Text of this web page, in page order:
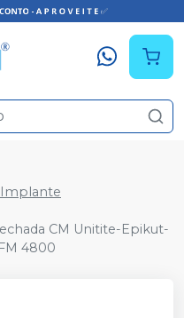
CM Unitite-Epikut-
4800